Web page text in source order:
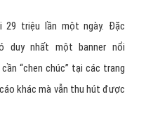
29 triệu lần một ngày. Đặc
nhất một banner nổi
“chen chúc” tại các trang
khác mà vẫn thu hút được